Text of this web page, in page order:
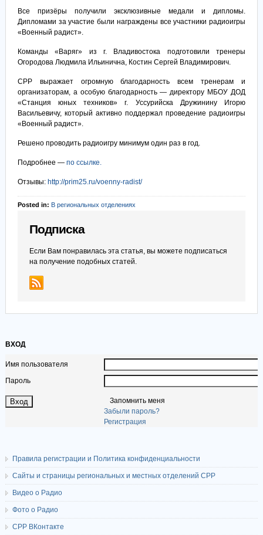
Все призёры получили эксклюзивные медали и дипломы.
Дипломами за участие были награждены все участники радиоигры
«Военный радист».
Команды «Варяг» из г. Владивостока подготовили тренеры
Огородова Людмила Ильинична, Костин Сергей Владимирович.
СРР выражает огромную благодарность всем тренерам и
организаторам, а особую благодарность — директору МБОУ ДОД
«Станция юных техников» г. Уссурийска Дружинину Игорю
Васильевичу, который активно поддержал проведение радиоигры
«Военный радист».
Решено проводить радиоигру минимум один раз в год.
Подробнее — по ссылке.
Отзывы: http://prim25.ru/voenny-radist/
Posted in: В региональных отделениях
Подписка
Если Вам понравилась эта статья, вы можете подписаться
на получение подобных статей.
ВХОД
Имя пользователя
Пароль
Запомнить меня
Забыли пароль?
Регистрация
Правила регистрации и Политика конфиденциальности
Сайты и страницы региональных и местных отделений СРР
Видео о Радио
Фото о Радио
СРР ВКонтакте